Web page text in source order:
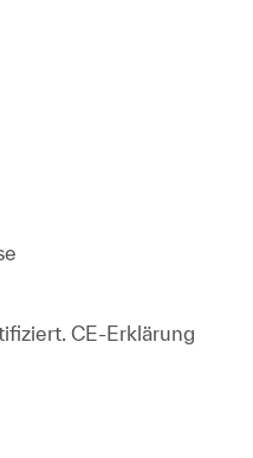
CE-Erklärung